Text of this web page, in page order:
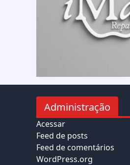
Administração
Acessar
Feed de posts
Feed de comentários
WordPress.org